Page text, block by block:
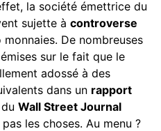
la société émettrice du
sujette à controverse
De nombreuses
sur le fait que le
adossé à des
dans un rapport
Wall Street Journal
les choses. Au menu ?